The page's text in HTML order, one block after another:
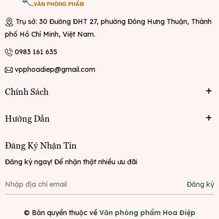
Trụ sở: 30 Đường ĐHT 27, phường Đông Hưng Thuận, Thành
phố Hồ Chí Minh, Việt Nam.
0983 161 635
vpphoadiep@gmail.com
Chính Sách
Hướng Dẫn
Đăng Ký Nhận Tin
Đăng ký ngay! Để nhận thật nhiều ưu đãi
Đăng ký
© Bản quyền thuộc về Văn phòng phẩm Hoa Điệp